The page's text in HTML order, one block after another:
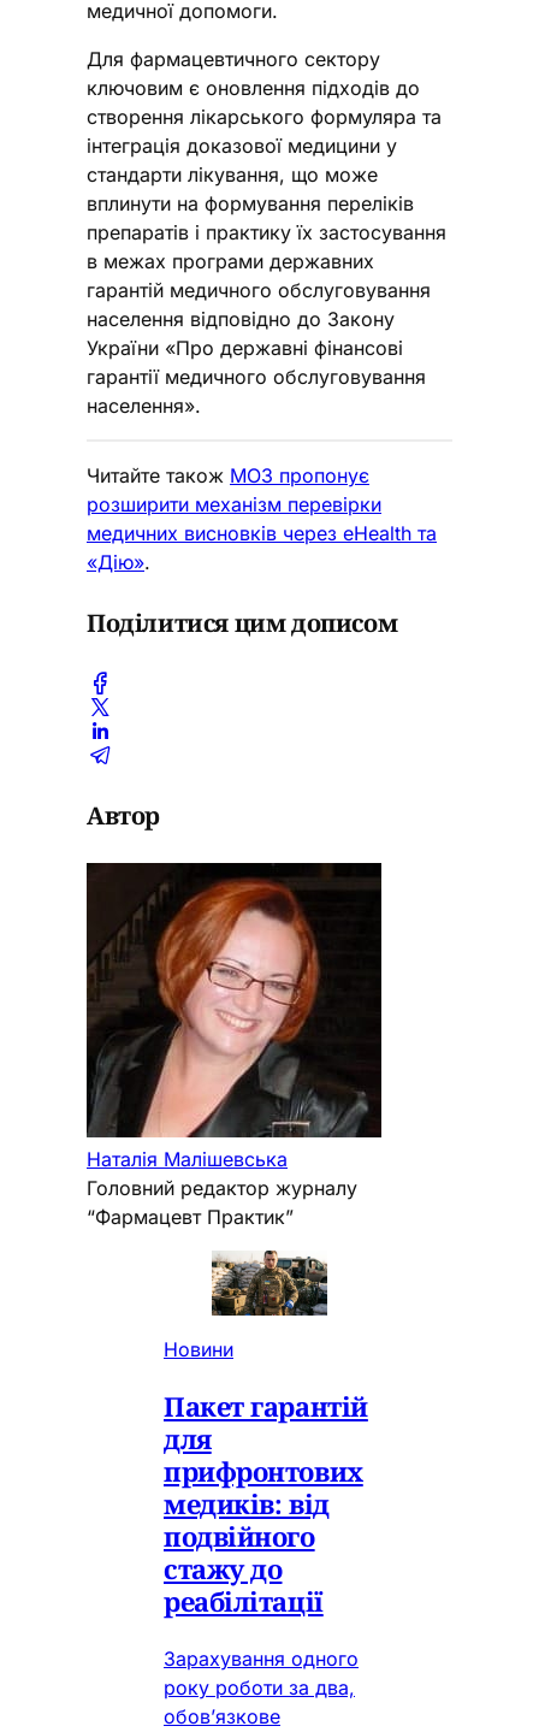
медичної допомоги.
Для фармацевтичного сектору
ключовим є оновлення підходів до
створення лікарського формуляра та
інтеграція доказової медицини у
стандарти лікування, що може
вплинути на формування переліків
препаратів і практику їх застосування
в межах програми державних
гарантій медичного обслуговування
населення відповідно до Закону
України «Про державні фінансові
гарантії медичного обслуговування
населення».
Читайте також МОЗ пропонує
розширити механізм перевірки
медичних висновків через eHealth та
«Дію».
Поділитися цим дописом
Автор
Наталія Малішевська
Головний редактор журналу
“Фармацевт Практик”
Новини
Пакет гарантій
для
прифронтових
медиків: від
подвійного
стажу до
реабілітації
Зарахування одного
року роботи за два,
обов’язкове